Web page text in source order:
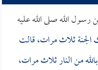
الله صلى الله عليه
الجنة ثلاث مرات، قالت
من النار ثلاث مرات،